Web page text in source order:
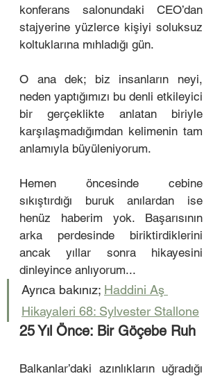
konferans salonundaki CEO’dan
stajyerine yüzlerce kişiyi soluksuz
koltuklarına mıhladığı gün.
O ana dek; biz insanların neyi,
neden yaptığımızı bu denli etkileyici
bir gerçeklikte anlatan biriyle
karşılaşmadığımdan kelimenin tam
anlamıyla büyüleniyorum.
Hemen öncesinde cebine
sıkıştırdığı buruk anılardan ise
henüz haberim yok. Başarısının
arka perdesinde biriktirdiklerini
ancak yıllar sonra hikayesini
dinleyince anlıyorum...
Ayrıca bakınız; Haddini Aş
Hikayaleri 68: Sylvester Stallone
25 Yıl Önce: Bir Göçebe Ruh
Balkanlar’daki azınlıkların uğradığı